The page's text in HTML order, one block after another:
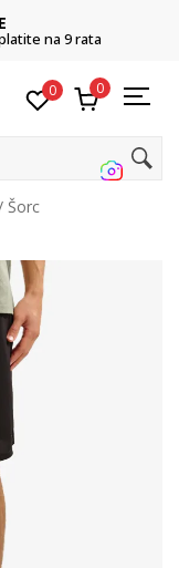
na 9 rata
0 0
Šorc